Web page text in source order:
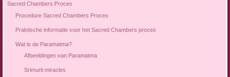
Sacred Chambers Proces
Procedure Sacred Chambers Proces
Praktische informatie voor het Sacred Chambers proces
Wat is de Paramatma?
Afbeeldingen van Paramatma
Srimurti miracles